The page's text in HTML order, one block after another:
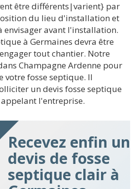
être différents|varient} par
du lieu d'installation et
envisager avant l'installation.
à Germaines devra être
tout chantier. Notre
Champagne Ardenne pour
votre fosse septique. Il
un devis fosse septique
l'entreprise.
Recevez enfin un
devis de fosse
septique clair à